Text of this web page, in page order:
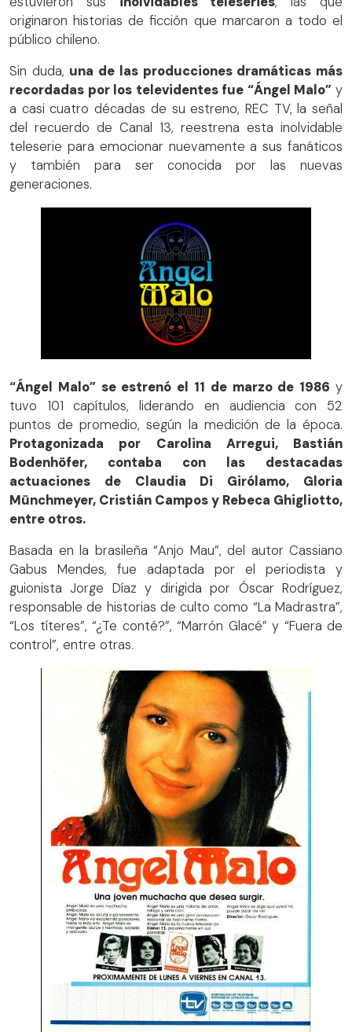
originaron historias de ficción que marcaron a todo el
público chileno.
Sin duda, una de las producciones dramáticas más
recordadas por los televidentes fue “Ángel Malo” y
a casi cuatro décadas de su estreno, REC TV, la señal
del recuerdo de Canal 13, reestrena esta inolvidable
teleserie para emocionar nuevamente a sus fanáticos
y también para ser conocida por las nuevas
generaciones.
“Ángel Malo” se estrenó el 11 de marzo de 1986 y
tuvo 101 capítulos, liderando en audiencia con 52
puntos de promedio, según la medición de la época.
Protagonizada por Carolina Arregui, Bastián
Bodenhöfer, contaba con las destacadas
actuaciones de Claudia Di Girólamo, Gloria
Münchmeyer, Cristián Campos y Rebeca Ghigliotto,
entre otros.
Basada en la brasileña “Anjo Mau”, del autor Cassiano
Gabus Mendes, fue adaptada por el periodista y
guionista Jorge Díaz y dirigida por Óscar Rodríguez,
responsable de historias de culto como “La Madrastra”,
“Los títeres”, “¿Te conté?”, “Marrón Glacé” y “Fuera de
control”, entre otras.